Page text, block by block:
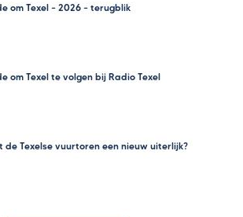
om Texel – 2026 – terugblik
om Texel te volgen bij Radio Texel
de Texelse vuurtoren een nieuw uiterlijk?